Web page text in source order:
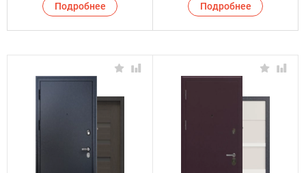
Подробнее Подробнее